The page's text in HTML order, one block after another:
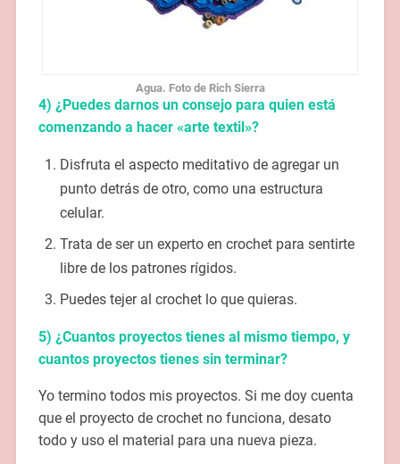
Agua. Foto de Rich Sierra
4) ¿Puedes darnos un consejo para quien está
comenzando a hacer «arte textil»?
Disfruta el aspecto meditativo de agregar un
punto detrás de otro, como una estructura
celular.
Trata de ser un experto en crochet para sentirte
libre de los patrones rígidos.
Puedes tejer al crochet lo que quieras.
5) ¿Cuantos proyectos tienes al mismo tiempo, y
cuantos proyectos tienes sin terminar?
Yo termino todos mis proyectos. Si me doy cuenta
que el proyecto de crochet no funciona, desato
todo y uso el material para una nueva pieza.